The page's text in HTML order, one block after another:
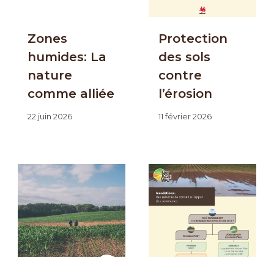
Zones
humides: La
nature
comme alliée
22 juin 2026
Protection
des sols
contre
l’érosion
11 février 2026